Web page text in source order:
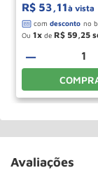
R$ 53,11à vista
Ou 1 de R$ 59,25
－
Avaliações